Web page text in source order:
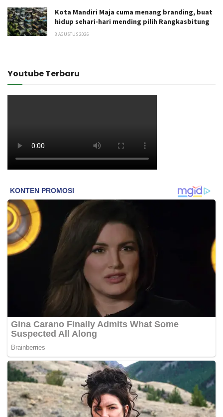
Kota Mandiri Maja cuma menang branding, buat
hidup sehari-hari mending pilih Rangkasbitung
3 AGUSTUS 2026
Youtube Terbaru